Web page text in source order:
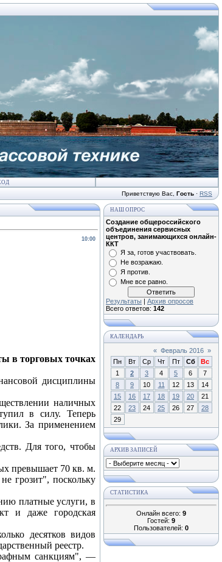
Приветствую Вас Гость · RSS
10:00
в торговых точках
дисциплины
наличных
в силу. Теперь
За применением
Для того, чтобы
превышает 70 кв. м.
грозит", поскольку
платные услуги, в
и даже городская
десятков видов
реестр.
санкциям", —
НАШ ОПРОС
Создание общероссийского
объединения сервисных
центров, занимающихся онлайн-
ККТ
Я за, готов участвовать.
Не возражаю.
Я против.
Мне все равно.
Результаты | Архив опросов
Всего ответов: 142
КАЛЕНДАРЬ
« Февраль 2016 »
Пн
Вт Ср Чт Пт Сб
Вс
1
2 3 4 5 6
7
8
9 10 11 12 13
14
15
16 17 18 19 20
21
22
23 24 25 26 27
28
29
АРХИВ ЗАПИСЕЙ
СТАТИСТИКА
Онлайн всего: 9
Гостей: 9
Пользователей: 0